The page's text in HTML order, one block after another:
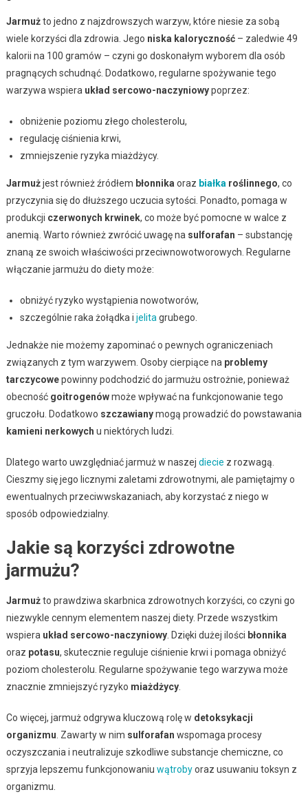
Jarmużto jedno z najzdrowszych warzyw, które niesie za sobą
wiele korzyści dla zdrowia. Jego niska kaloryczność– zaledwie 49
kalorii na 100 gramów – czyni go doskonałym wyborem dla osób
pragnących schudnąć. Dodatkowo, regularne spożywanie tego
warzywa wspiera układ sercowo-naczyniowypoprzez:
obniżenie poziomu złego cholesterolu,
regulację ciśnienia krwi,
zmniejszenie ryzyka miażdżycy.
Jarmużjest również źródłem błonnika oraz białka roślinnego, co
przyczynia się do dłuższego uczucia sytości. Ponadto, pomaga w
produkcji czerwonych krwinek, co może być pomocne w walce z
anemią. Warto również zwrócić uwagę na sulforafan – substancję
znaną ze swoich właściwości przeciwnowotworowych. Regularne
włączanie jarmużu do diety może:
obniżyć ryzyko wystąpienia nowotworów,
szczególnie raka żołądka i jelita grubego.
Jednakże nie możemy zapominać o pewnych ograniczeniach
związanych z tym warzywem. Osoby cierpiące na problemy
tarczycowepowinny podchodzić do jarmużu ostrożnie, ponieważ
obecność goitrogenówmoże wpływać na funkcjonowanie tego
gruczołu. Dodatkowo szczawianymogą prowadzić do powstawania
kamieni nerkowych u niektórych ludzi.
Dlatego warto uwzględniać jarmuż w naszej diecie z rozwagą.
Cieszmy się jego licznymi zaletami zdrowotnymi, ale pamiętajmy o
ewentualnych przeciwwskazaniach, aby korzystać z niego w
sposób odpowiedzialny.
Jakie są korzyści zdrowotne
jarmużu?
Jarmużto prawdziwa skarbnica zdrowotnych korzyści, co czyni go
niezwykle cennym elementem naszej diety. Przede wszystkim
wspiera układ sercowo-naczyniowy. Dzięki dużej ilości błonnika
oraz potasu, skutecznie reguluje ciśnienie krwi i pomaga obniżyć
poziom cholesterolu. Regularne spożywanie tego warzywa może
znacznie zmniejszyć ryzyko miażdżycy.
Co więcej, jarmuż odgrywa kluczową rolę w detoksykacji
organizmu . Zawarty w nim sulforafan wspomaga procesy
oczyszczania i neutralizuje szkodliwe substancje chemiczne, co
sprzyja lepszemu funkcjonowaniu wątrobyoraz usuwaniu toksyn z
organizmu.